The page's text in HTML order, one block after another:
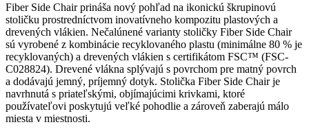
Fiber Side Chair prináša nový pohľad na ikonickú škrupinovú
stoličku prostredníctvom inovatívneho kompozitu plastových a
drevených vlákien. Nečalúnené varianty stoličky Fiber Side Chair
sú vyrobené z kombinácie recyklovaného plastu (minimálne 80 % je
recyklovaných) a drevených vlákien s certifikátom FSC™ (FSC-
C028824). Drevené vlákna splývajú s povrchom pre matný povrch
a dodávajú jemný, príjemný dotyk. Stolička Fiber Side Chair je
navrhnutá s priateľskými, objímajúcimi krivkami, ktoré
používateľovi poskytujú veľké pohodlie a zároveň zaberajú málo
miesta v miestnosti.